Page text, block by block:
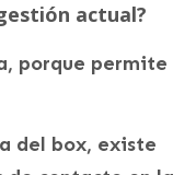
actual?
porque permite
del box, existe